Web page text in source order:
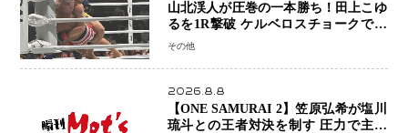
山北渓人が圧巻の一本勝ち！田上こゆ
るを1R撃破 ケルベロスチョークで存
在感を示す
その他
2026.8.8
【ONE SAMURAI 2】笠原弘希が塩川
琉斗との王者対決を制す 圧力で主導